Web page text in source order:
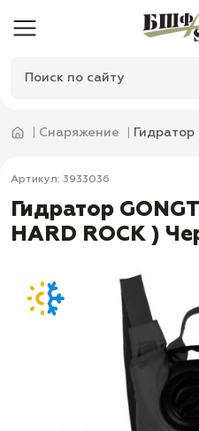
Снаряжение Гидратор
Артикул: 3933036
Гидратор
HARD ROCK )